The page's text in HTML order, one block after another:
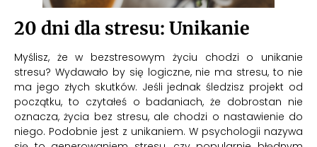
20 dni dla stresu: Unikanie
Myślisz, że w bezstresowym życiu chodzi o unikanie
stresu? Wydawało by się logiczne, nie ma stresu, to nie
ma jego złych skutków. Jeśli jednak śledzisz projekt od
początku, to czytałeś o badaniach, że dobrostan nie
oznacza, życia bez stresu, ale chodzi o nastawienie do
niego. Podobnie jest z unikaniem. W psychologii nazywa